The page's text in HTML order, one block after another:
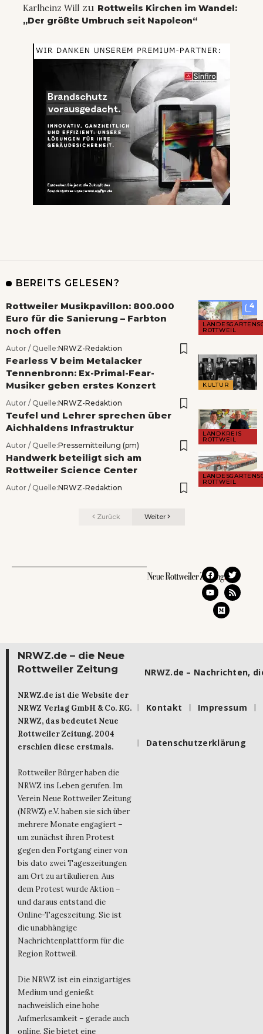
Karlheinz Will zu Rottweils Kirchen im Wandel:
„Der größte Umbruch seit Napoleon“
BEREITS GELESEN?
4
ROTTWEIL
Rottweiler Musikpavillon: 800.000
Euro für die Sanierung – Farbton
noch offen
Autor / Quelle:NRWZ-Redaktion
KULTUR
Fearless V beim Metalacker
Tennenbronn: Ex-Primal-Fear-
Musiker geben erstes Konzert
Autor / Quelle:NRWZ-Redaktion
LANDKREIS
ROTTWEIL
Teufel und Lehrer sprechen über
Aichhaldens Infrastruktur
Autor / Quelle:Pressemitteilung (pm)
ROTTWEIL
Handwerk beteiligt sich am
Rottweiler Science Center
Autor / Quelle:NRWZ-Redaktion
Zurück Weiter
NRWZ.de – die Neue
Rottweiler Zeitung
NRWZ.de ist die Website der
NRWZ Verlag GmbH & Co. KG.
NRWZ, das bedeutet Neue
Rottweiler Zeitung. 2004
erschien diese erstmals.
Rottweiler Bürger haben die
NRWZ ins Leben gerufen. Im
Verein Neue Rottweiler Zeitung
(NRWZ) e.V. haben sie sich über
mehrere Monate engagiert –
um zunächst ihren Protest
gegen den Fortgang einer von
bis dato zwei Tageszeitungen
am Ort zu artikulieren. Aus
dem Protest wurde Aktion –
und daraus entstand die
Online-Tageszeitung. Sie ist
die unabhängige
Nachrichtenplattform für die
Region Rottweil.
Die NRWZ ist ein einzigartiges
Medium und genießt
nachweislich eine hohe
Aufmerksamkeit – gerade auch
online. Sie bietet eine
NRWZ.de – Nachrichten,
Kontakt Impressum
Datenschutzerklärung